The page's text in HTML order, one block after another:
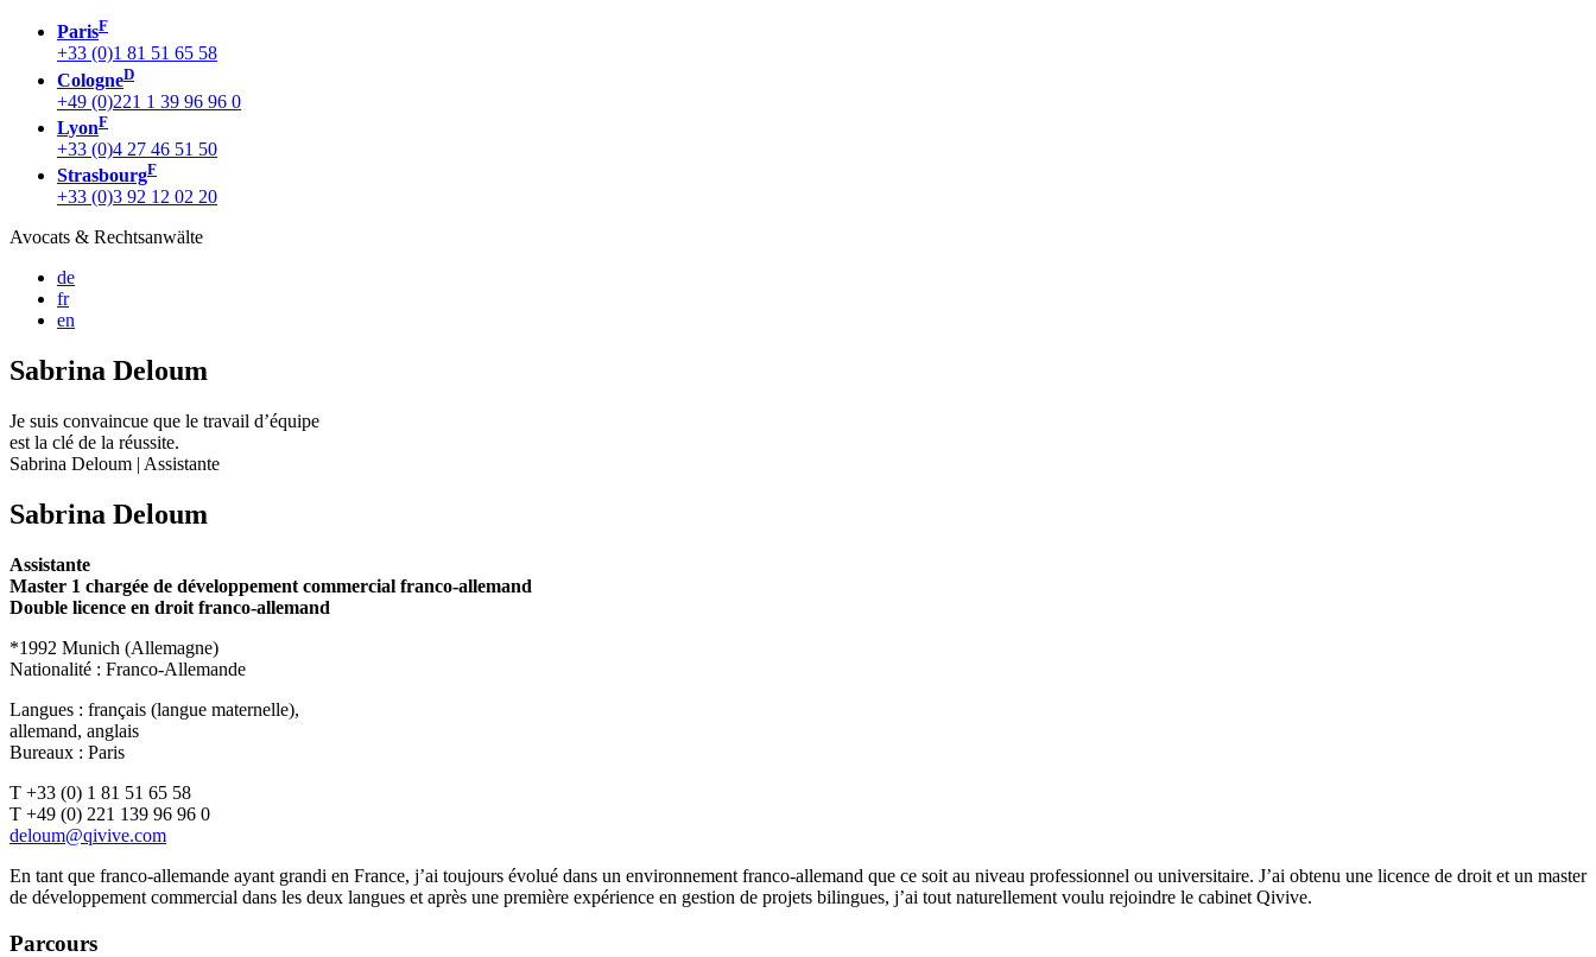
ParisF
+33 (0)1 81 51 65 58
CologneD
+49 (0)221 1 39 96 96 0
LyonF
+33 (0)4 27 46 51 50
StrasbourgF
+33 (0)3 92 12 02 20
Avocats & Rechtsanwälte
de
fr
en
Sabrina Deloum
Je suis convaincue que le travail d’équipe
est la clé de la réussite.
Sabrina Deloum | Assistante
Sabrina Deloum
Assistante
Master 1 chargée de développement commercial franco-allemand
Double licence en droit franco-allemand
*1992 Munich (Allemagne)
Nationalité : Franco-Allemande
Langues : français (langue maternelle),
allemand, anglais
Bureaux : Paris
T +33 (0) 1 81 51 65 58
T +49 (0) 221 139 96 96 0
En tant que franco-allemande ayant grandi en France, j’ai toujours évolué dans un environnement franco-allemand que ce soit au niveau professionnel ou universitaire. J’ai obtenu une licence de droit et un master
de développement commercial dans les deux langues et après une première expérience en gestion de projets bilingues, j’ai tout naturellement voulu rejoindre le cabinet Qivive.
Parcours